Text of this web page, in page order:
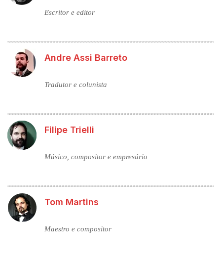
Escritor e editor
Andre Assi Barreto
Tradutor e colunista
Filipe Trielli
Músico, compositor e empresário
Tom Martins
Maestro e compositor